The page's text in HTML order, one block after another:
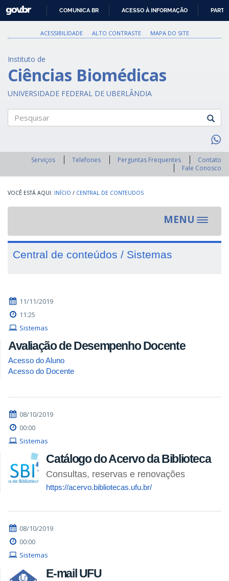
PARA
O
GOVBR
COMUNICA BR ACESSO À INFORMAÇÃO
ACESSIBILIDADE ALTO CONTRASTE MAPA DO SITE
Instituto de
Ciências Biomédicas
UNIVERSIDADE FEDERAL DE UBERLÂNDIA
Serviços Telefones Perguntas Frequentes
Contato
Fale Conosco
INÍCIO / CENTRAL DE CONTEUDOS
MENU
Toggle
Central de conteúdos / Sistemas
11/11/2019
11:25
Sistemas
Avaliação de Desempenho Docente
Acesso do Aluno
Acesso do Docente
08/10/2019
00:00
Sistemas
Catálogo do Acervo da Biblioteca
Consultas, reservas e renovações
https://acervo.bibliotecas.ufu.br/
08/10/2019
00:00
Sistemas
E-mail UFU